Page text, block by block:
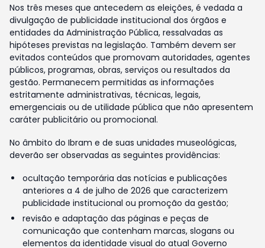
Nos três meses que antecedem as eleições, é vedada a
divulgação de publicidade institucional dos órgãos e
entidades da Administração Pública, ressalvadas as
hipóteses previstas na legislação. Também devem ser
evitados conteúdos que promovam autoridades, agentes
públicos, programas, obras, serviços ou resultados da
gestão. Permanecem permitidas as informações
estritamente administrativas, técnicas, legais,
emergenciais ou de utilidade pública que não apresentem
caráter publicitário ou promocional.
No âmbito do Ibram e de suas unidades museológicas,
deverão ser observadas as seguintes providências:
ocultação temporária das notícias e publicações
anteriores a 4 de julho de 2026 que caracterizem
publicidade institucional ou promoção da gestão;
revisão e adaptação das páginas e peças de
comunicação que contenham marcas, slogans ou
elementos da identidade visual do atual Governo